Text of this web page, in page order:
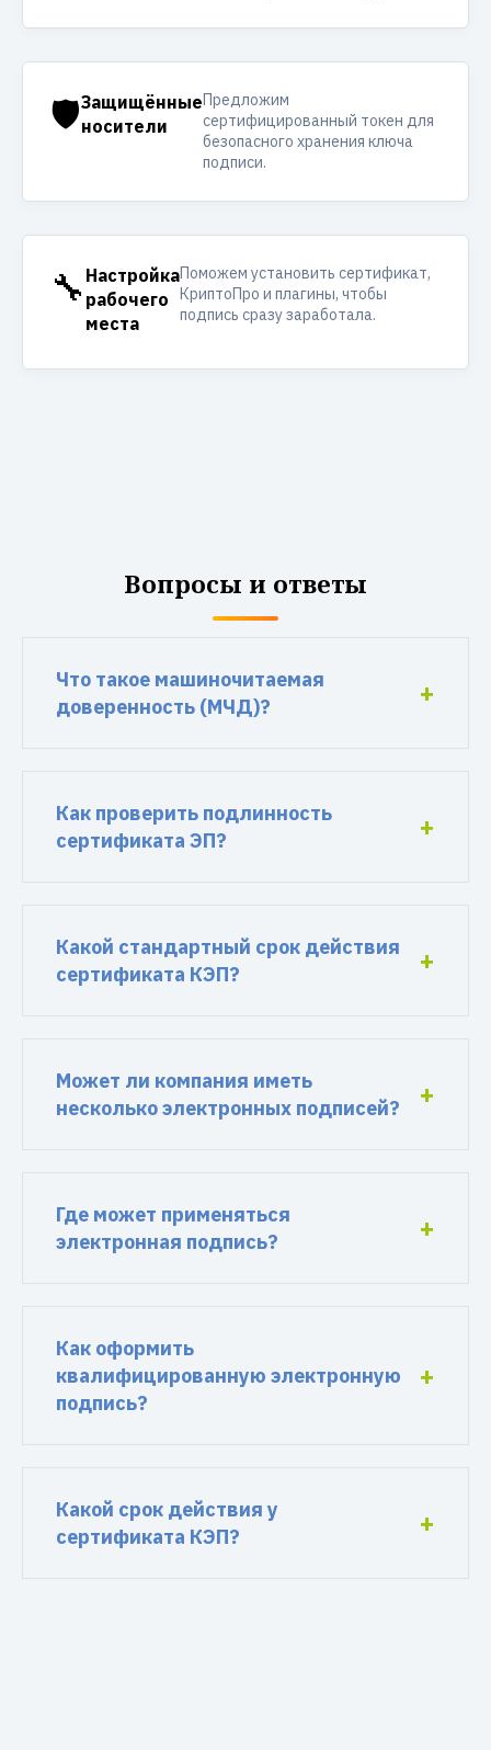
🛡️Защищённые
носители
Предложим
сертифицированный токен для
безопасного хранения ключа
подписи.
🔧 Настройка
рабочего
места
Поможем установить сертификат,
КриптоПро и плагины, чтобы
подпись сразу заработала.
Вопросы и ответы
Что такое машиночитаемая
доверенность (МЧД)?
Как проверить подлинность
сертификата ЭП?
Какой стандартный срок действия
сертификата КЭП?
Может ли компания иметь
несколько электронных подписей?
Где может применяться
электронная подпись?
Как оформить
квалифицированную электронную
подпись?
Какой срок действия у
сертификата КЭП?